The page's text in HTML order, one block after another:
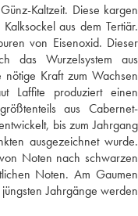
Kaltzeit. Diese kargen
aus dem Tertiär.
von Eisenoxid. Dieser
das Wurzelsystem aus
Kraft zum Wachsen
Laffite produziert einen
aus Cabernet-
bis zum Jahrgang
ausgezeichnet wurde.
Noten nach schwarzen
Noten. Am Gaumen
Jahrgänge werden